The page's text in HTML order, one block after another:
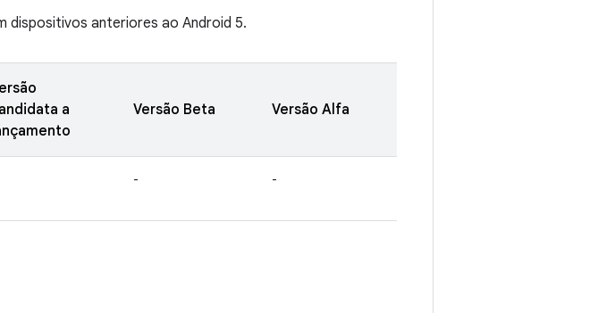
dispositivos anteriores ao Android 5.
a
Versão Beta Versão Alfa
- -